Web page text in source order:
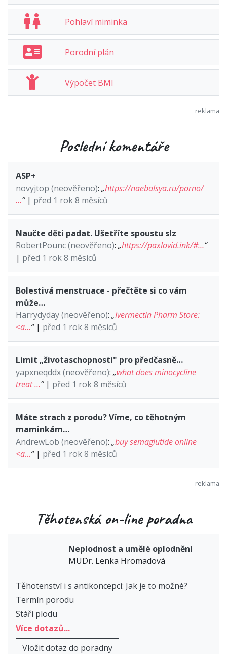
Pohlaví miminka
Porodní plán
Výpočet BMI
Poslední komentáře
ASP+
novyjtop (neověřeno): „https://naebalsya.ru/porno/
…“| před 1 rok 8 měsíců
Naučte děti padat. Ušetříte spoustu slz
RobertPounc (neověřeno): „https://paxlovid.ink/#…“
| před 1 rok 8 měsíců
Bolestivá menstruace - přečtěte si co vám
může…
Harrydyday (neověřeno): „Ivermectin Pharm Store:
<a…“| před 1 rok 8 měsíců
Limit „životaschopnosti" pro předčasně…
yapxneqddx (neověřeno): „what does minocycline
treat …“| před 1 rok 8 měsíců
Máte strach z porodu? Víme, co těhotným
maminkám…
AndrewLob (neověřeno): „buy semaglutide online
<a…“| před 1 rok 8 měsíců
Těhotenská on-line poradna
Neplodnost a umělé oplodnění
MUDr. Lenka Hromadová
Těhotenství i s antikoncepcí: Jak je to možné?
Termín porodu
Stáří plodu
Více dotazů...
Vložit dotaz do poradny